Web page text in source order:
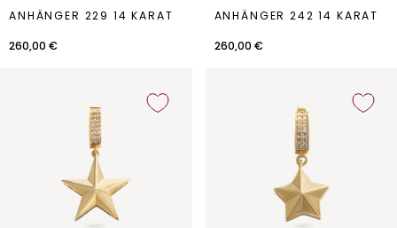
Anhänger
229
14
Karat
ANHÄNGER 229 14 KARAT
260,00 €
Anhänger
242
14
Karat
ANHÄNGER 242 14 KARAT
260,00 €